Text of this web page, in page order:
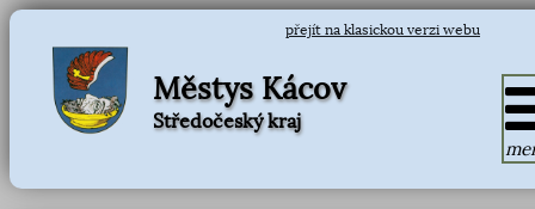
přejít na klasickou verzi webu
Městys Kácov
Středočeský kraj